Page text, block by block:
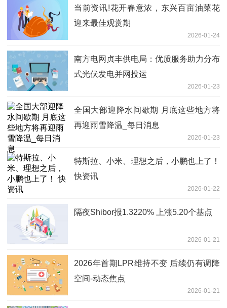
当前资讯!花开春意浓，东兴百亩油菜花
迎来最佳观赏期
2026-01-24
南方电网贞丰供电局：优质服务助力分布
式光伏发电并网投运
2026-01-23
全国大部迎降水间歇期 月底这些地方将
再迎雨雪降温_每日消息
2026-01-23
特斯拉、小米、理想之后，小鹏也上了！
快资讯
2026-01-22
隔夜Shibor报1.3220% 上涨5.20个基点
2026-01-21
2026年首期LPR维持不变 后续仍有调降
空间-动态焦点
2026-01-21